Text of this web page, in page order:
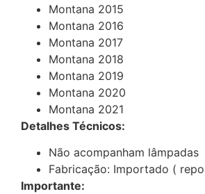
Montana 2015
Montana 2016
Montana 2017
Montana 2018
Montana 2019
Montana 2020
Montana 2021
Detalhes Técnicos:
Não acompanham lâmpadas
Fabricação: Importado (
Importante: